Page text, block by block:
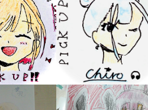
書店に届いた
みんなからのお手紙が
読める